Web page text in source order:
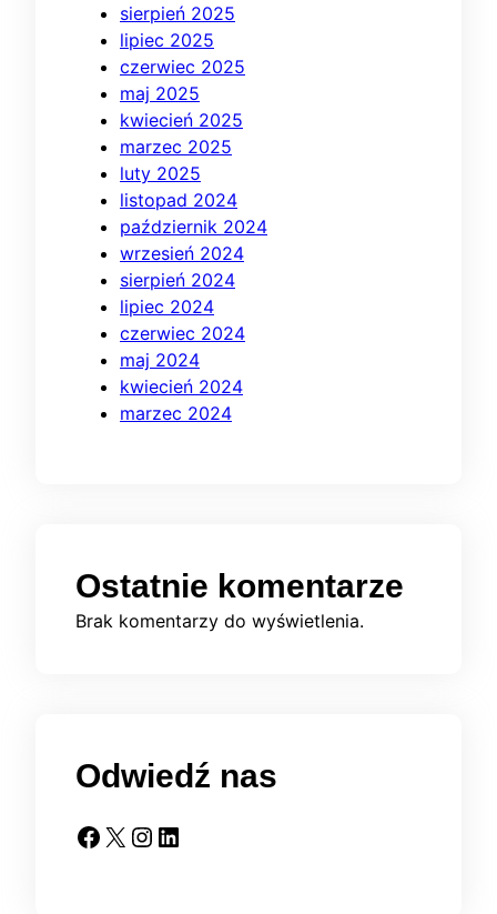
sierpień 2025
lipiec 2025
czerwiec 2025
maj 2025
kwiecień 2025
marzec 2025
luty 2025
listopad 2024
październik 2024
wrzesień 2024
sierpień 2024
lipiec 2024
czerwiec 2024
maj 2024
kwiecień 2024
marzec 2024
Ostatnie komentarze
Brak komentarzy do wyświetlenia.
Odwiedź nas
Facebook X Instagram LinkedIn